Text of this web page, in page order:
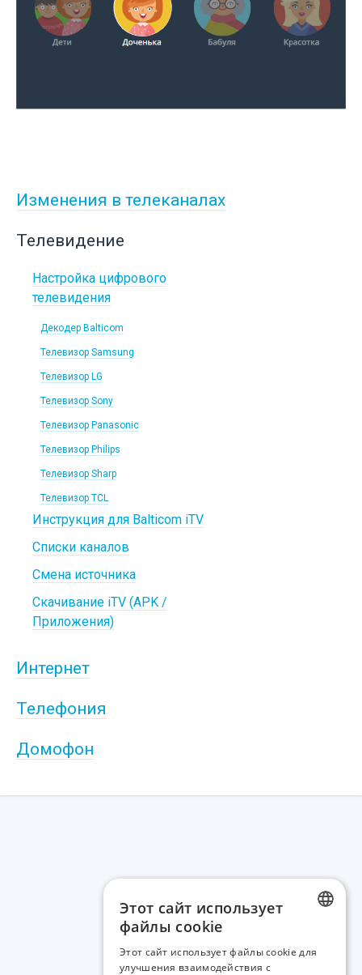
Изменения в телеканалах
Телевидение
Настройка цифрового
телевидения
Декодер Balticom
Телевизор Samsung
Телевизор LG
Телевизор Sony
Телевизор Panasonic
Телевизор Philips
Телевизор Sharp
Телевизор TCL
Инструкция для Balticom iTV
Списки каналов
Смена источника
Скачивание iTV (APK /
Приложения)
Интернет
Телефония
Домофон
Этот сайт использует
файлы cookie
Этот сайт использует файлы cookie для
улучшения взаимодействия с